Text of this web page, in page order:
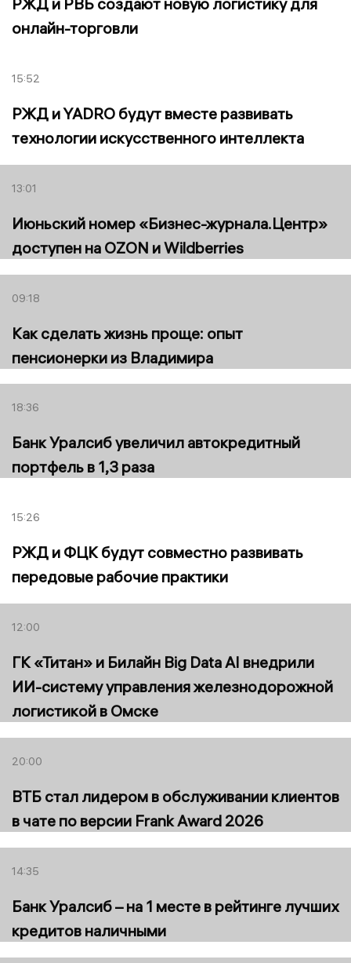
онлайн-торговли
15:52
РЖД и YADRO будут вместе развивать
технологии искусственного интеллекта
13:01
Июньский номер «Бизнес-журнала.Центр»
доступен на OZON и Wildberries
09:18
Как сделать жизнь проще: опыт
пенсионерки из Владимира
18:36
Банк Уралсиб увеличил автокредитный
портфель в 1,3 раза
15:26
РЖД и ФЦК будут совместно развивать
передовые рабочие практики
12:00
ГК «Титан» и Билайн Big Data AI внедрили
ИИ-систему управления железнодорожной
логистикой в Омске
20:00
ВТБ стал лидером в обслуживании клиентов
в чате по версии Frank Award 2026
14:35
Банк Уралсиб – на 1 месте в рейтинге лучших
кредитов наличными